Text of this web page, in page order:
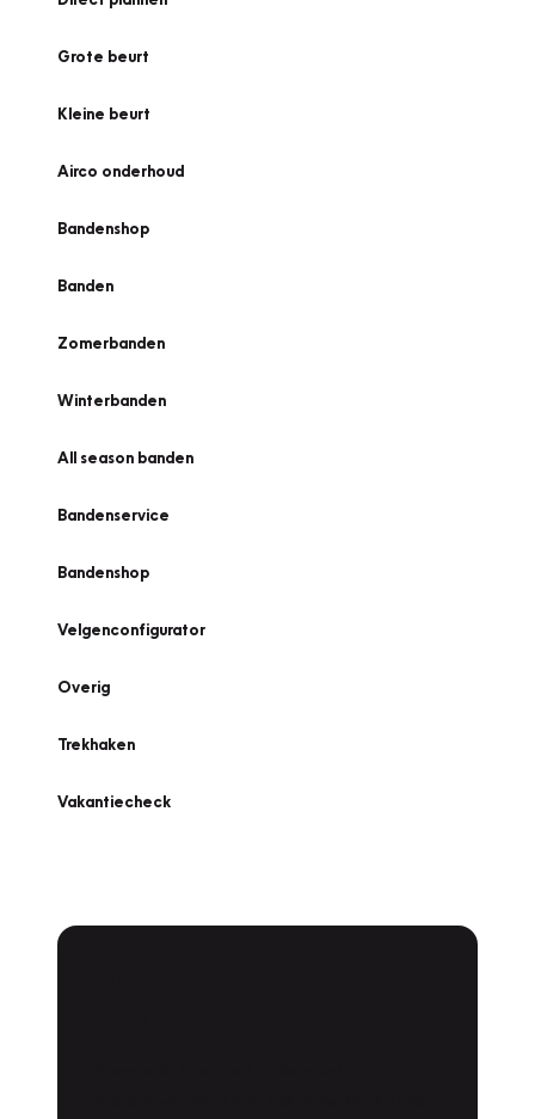
Grote beurt
Kleine beurt
Airco onderhoud
Bandenshop
Banden
Zomerbanden
Winterbanden
All season banden
Bandenservice
Bandenshop
Velgenconfigurator
Overig
Trekhaken
Vakantiecheck